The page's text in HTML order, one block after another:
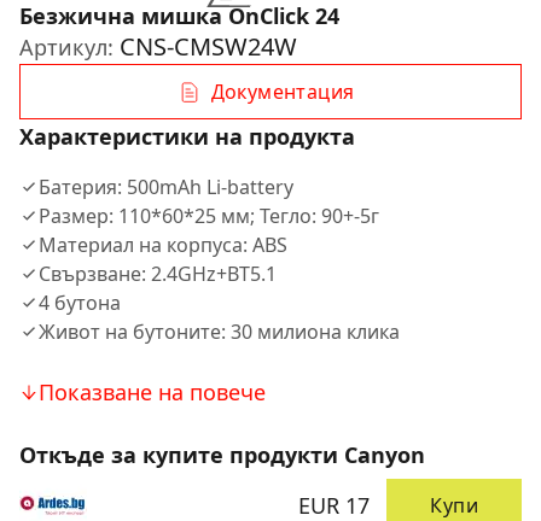
Безжична мишка OnClick 24
Артикул: CNS-CMSW24W
Документация
Характеристики на продукта
Батерия: 500mAh Li-battery
Размер: 110*60*25 мм; Тегло: 90+-5г
Материал на корпуса: ABS
Свързване: 2.4GHz+BT5.1
4 бутона
Живот на бутоните: 30 милиона клика
Показване на повече
Откъде за купите продукти Canyon
EUR 17
Купи